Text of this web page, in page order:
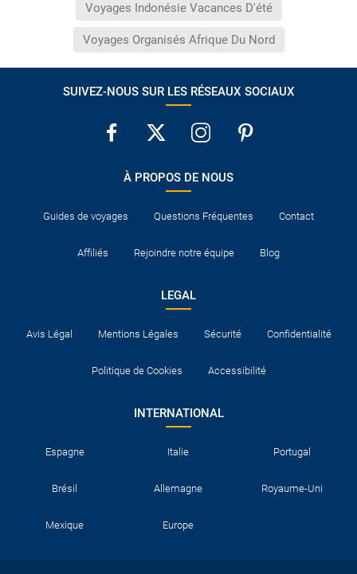
Voyages Indonésie Vacances D'été
Voyages Organisés Afrique Du Nord
SUIVEZ-NOUS SUR LES RÉSEAUX SOCIAUX
À PROPOS DE NOUS
Guides de voyages Questions Fréquentes Contact
Affiliés Rejoindre notre équipe Blog
LEGAL
Avis Légal Mentions Légales Sécurité Confidentialité
Politique de Cookies Accessibilité
INTERNATIONAL
Espagne Italie Portugal
Brésil Allemagne Royaume-Uni
Mexique Europe